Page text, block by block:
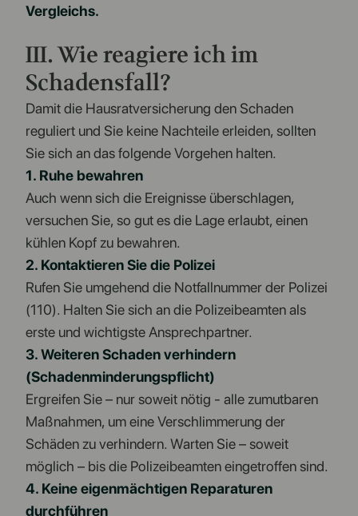
Vergleichs.
III. Wie reagiere ich im
Schadensfall?
Damit die Hausratversicherung den Schaden
reguliert und Sie keine Nachteile erleiden, sollten
Sie sich an das folgende Vorgehen halten.
1. Ruhe bewahren
Auch wenn sich die Ereignisse überschlagen,
versuchen Sie, so gut es die Lage erlaubt, einen
kühlen Kopf zu bewahren.
2. Kontaktieren Sie die Polizei
Rufen Sie umgehend die Notfallnummer der Polizei
(110). Halten Sie sich an die Polizeibeamten als
erste und wichtigste Ansprechpartner.
3. Weiteren Schaden verhindern
(Schadenminderungspflicht)
Ergreifen Sie – nur soweit nötig - alle zumutbaren
Maßnahmen, um eine Verschlimmerung der
Schäden zu verhindern. Warten Sie – soweit
möglich – bis die Polizeibeamten eingetroffen sind.
4. Keine eigenmächtigen Reparaturen
durchführen